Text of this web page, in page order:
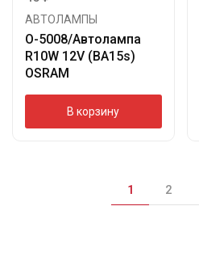
АВТОЛАМПЫ
O-5008/Автолампа
R10W 12V (BA15s)
OSRAM
В корзину
1 2